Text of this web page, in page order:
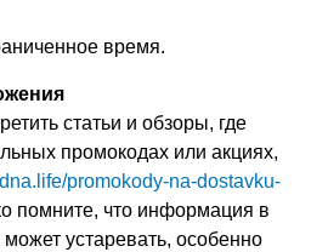
время.
статьи и обзоры, где
промокодах или акциях,
promokody-na-dostavku-
помните, что информация в
устаревать, особенно